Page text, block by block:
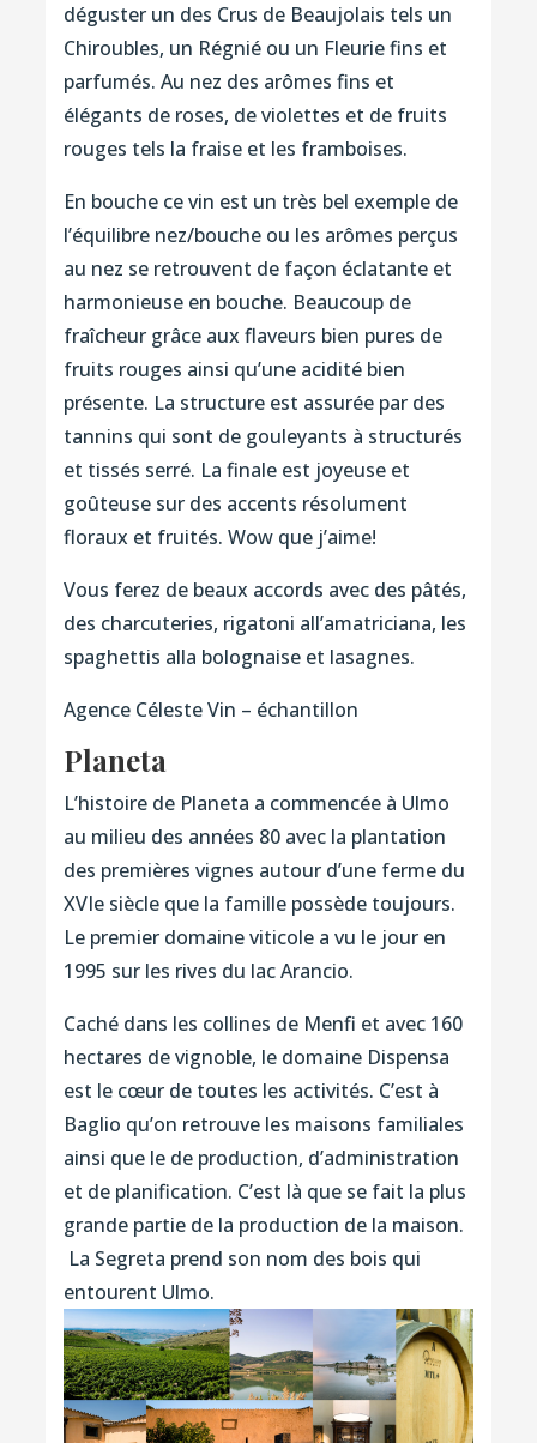
déguster un des Crus de Beaujolais tels un
Chiroubles, un Régnié ou un Fleurie fins et
parfumés. Au nez des arômes fins et
élégants de roses, de violettes et de fruits
rouges tels la fraise et les framboises.
En bouche ce vin est un très bel exemple de
l’équilibre nez/bouche ou les arômes perçus
au nez se retrouvent de façon éclatante et
harmonieuse en bouche. Beaucoup de
fraîcheur grâce aux flaveurs bien pures de
fruits rouges ainsi qu’une acidité bien
présente. La structure est assurée par des
tannins qui sont de gouleyants à structurés
et tissés serré. La finale est joyeuse et
goûteuse sur des accents résolument
floraux et fruités. Wow que j’aime!
Vous ferez de beaux accords avec des pâtés,
des charcuteries, rigatoni all’amatriciana, les
spaghettis alla bolognaise et lasagnes.
Agence Céleste Vin – échantillon
Planeta
L’histoire de Planeta a commencée à Ulmo
au milieu des années 80 avec la plantation
des premières vignes autour d’une ferme du
XVIe siècle que la famille possède toujours.
Le premier domaine viticole a vu le jour en
1995 sur les rives du lac Arancio.
Caché dans les collines de Menfi et avec 160
hectares de vignoble, le domaine Dispensa
est le cœur de toutes les activités. C’est à
Baglio qu’on retrouve les maisons familiales
ainsi que le de production, d’administration
et de planification. C’est là que se fait la plus
grande partie de la production de la maison.
La Segreta prend son nom des bois qui
entourent Ulmo.